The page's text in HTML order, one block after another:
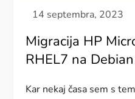
Migracija HP
RHEL7 na
Kar nekaj časa sem s